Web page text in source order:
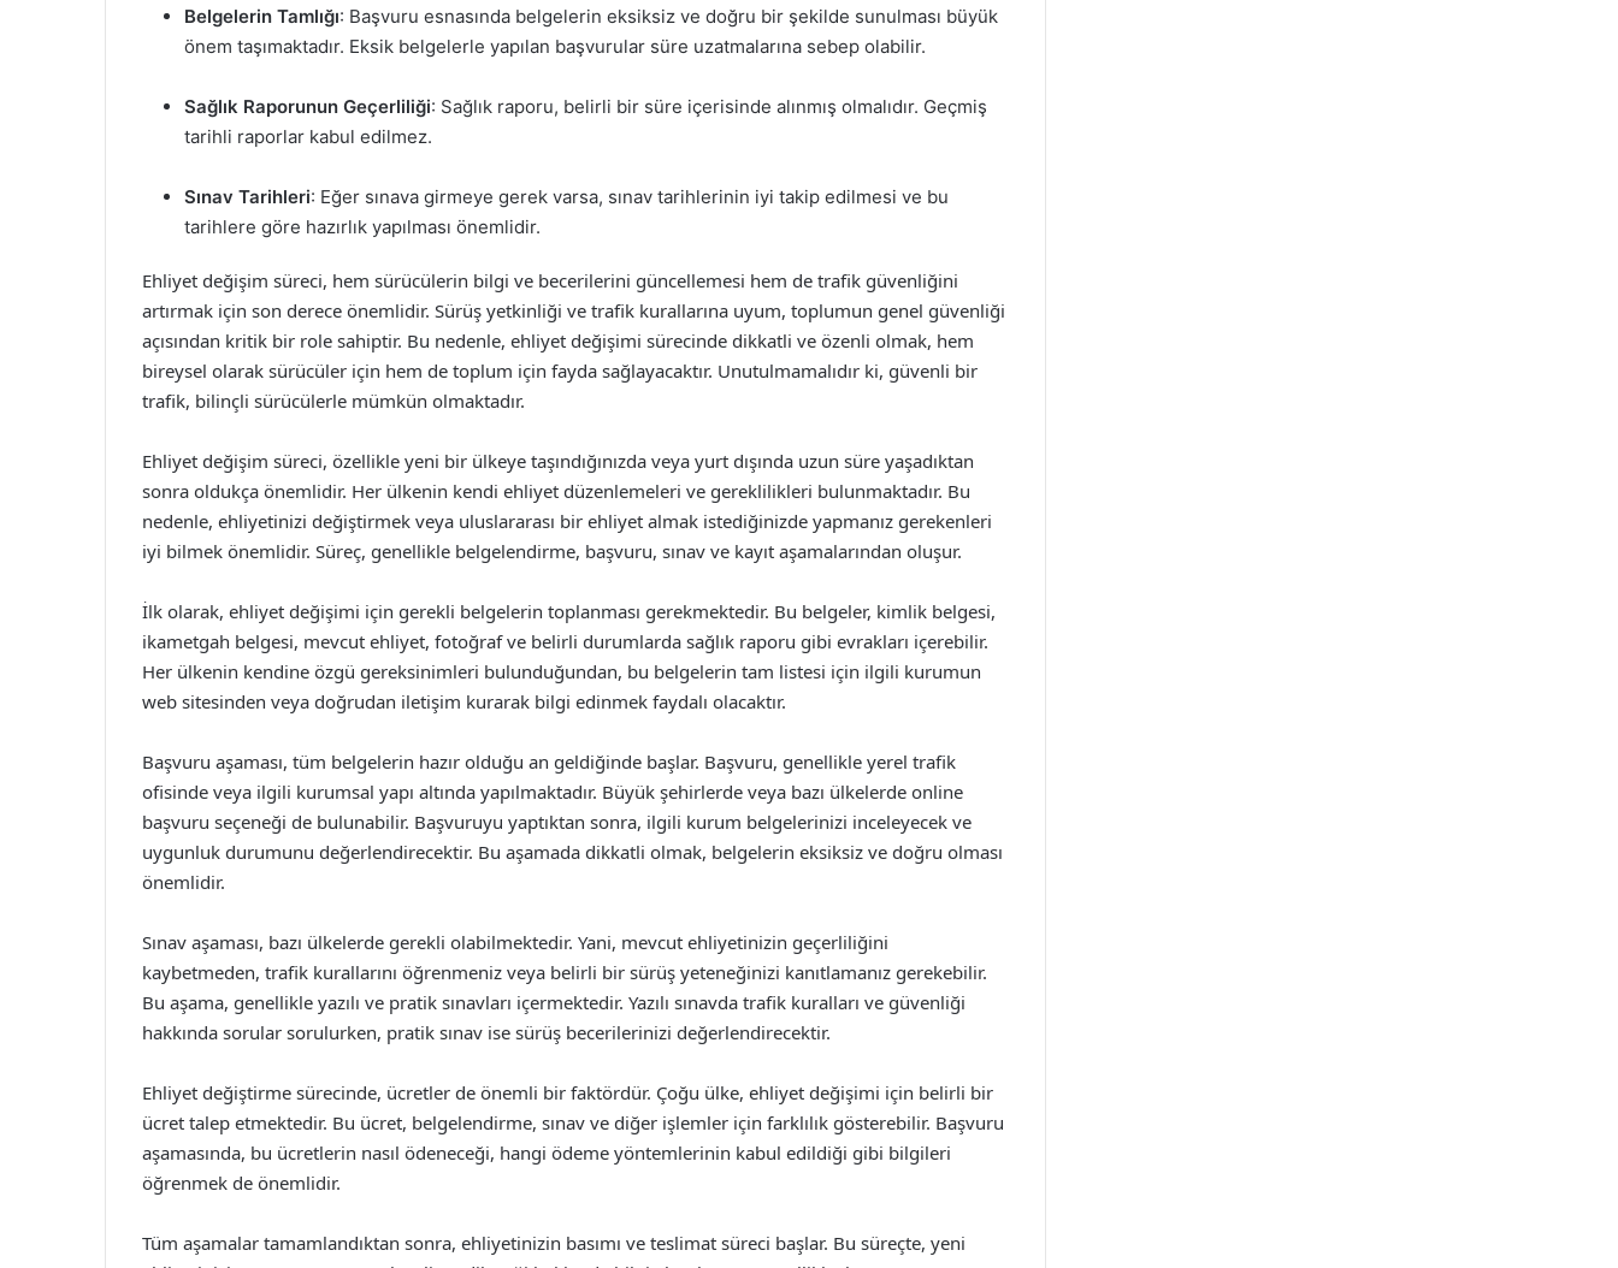
Belgelerin Tamlığı: Başvuru esnasında belgelerin eksiksiz ve doğru bir şekilde sunulması büyük
önem taşımaktadır. Eksik belgelerle yapılan başvurular süre uzatmalarına sebep olabilir.
Sağlık Raporunun Geçerliliği: Sağlık raporu, belirli bir süre içerisinde alınmış olmalıdır. Geçmiş
tarihli raporlar kabul edilmez.
Sınav Tarihleri: Eğer sınava girmeye gerek varsa, sınav tarihlerinin iyi takip edilmesi ve bu
tarihlere göre hazırlık yapılması önemlidir.
Ehliyet değişim süreci, hem sürücülerin bilgi ve becerilerini güncellemesi hem de trafik güvenliğini
artırmak için son derece önemlidir. Sürüş yetkinliği ve trafik kurallarına uyum, toplumun genel güvenliği
açısından kritik bir role sahiptir. Bu nedenle, ehliyet değişimi sürecinde dikkatli ve özenli olmak, hem
bireysel olarak sürücüler için hem de toplum için fayda sağlayacaktır. Unutulmamalıdır ki, güvenli bir
trafik, bilinçli sürücülerle mümkün olmaktadır.
Ehliyet değişim süreci, özellikle yeni bir ülkeye taşındığınızda veya yurt dışında uzun süre yaşadıktan
sonra oldukça önemlidir. Her ülkenin kendi ehliyet düzenlemeleri ve gereklilikleri bulunmaktadır. Bu
nedenle, ehliyetinizi değiştirmek veya uluslararası bir ehliyet almak istediğinizde yapmanız gerekenleri
iyi bilmek önemlidir. Süreç, genellikle belgelendirme, başvuru, sınav ve kayıt aşamalarından oluşur.
İlk olarak, ehliyet değişimi için gerekli belgelerin toplanması gerekmektedir. Bu belgeler, kimlik belgesi,
ikametgah belgesi, mevcut ehliyet, fotoğraf ve belirli durumlarda sağlık raporu gibi evrakları içerebilir.
Her ülkenin kendine özgü gereksinimleri bulunduğundan, bu belgelerin tam listesi için ilgili kurumun
web sitesinden veya doğrudan iletişim kurarak bilgi edinmek faydalı olacaktır.
Başvuru aşaması, tüm belgelerin hazır olduğu an geldiğinde başlar. Başvuru, genellikle yerel trafik
ofisinde veya ilgili kurumsal yapı altında yapılmaktadır. Büyük şehirlerde veya bazı ülkelerde online
başvuru seçeneği de bulunabilir. Başvuruyu yaptıktan sonra, ilgili kurum belgelerinizi inceleyecek ve
uygunluk durumunu değerlendirecektir. Bu aşamada dikkatli olmak, belgelerin eksiksiz ve doğru olması
önemlidir.
Sınav aşaması, bazı ülkelerde gerekli olabilmektedir. Yani, mevcut ehliyetinizin geçerliliğini
kaybetmeden, trafik kurallarını öğrenmeniz veya belirli bir sürüş yeteneğinizi kanıtlamanız gerekebilir.
Bu aşama, genellikle yazılı ve pratik sınavları içermektedir. Yazılı sınavda trafik kuralları ve güvenliği
hakkında sorular sorulurken, pratik sınav ise sürüş becerilerinizi değerlendirecektir.
Ehliyet değiştirme sürecinde, ücretler de önemli bir faktördür. Çoğu ülke, ehliyet değişimi için belirli bir
ücret talep etmektedir. Bu ücret, belgelendirme, sınav ve diğer işlemler için farklılık gösterebilir. Başvuru
aşamasında, bu ücretlerin nasıl ödeneceği, hangi ödeme yöntemlerinin kabul edildiği gibi bilgileri
öğrenmek de önemlidir.
Tüm aşamalar tamamlandıktan sonra, ehliyetinizin basımı ve teslimat süreci başlar. Bu süreçte, yeni